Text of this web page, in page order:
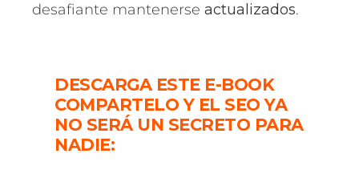
desafiante mantenerseactualizados.
DESCARGA ESTE E-BOOK
COMPARTELO Y EL SEO YA
NO SERÁ UN SECRETO PARA
NADIE: